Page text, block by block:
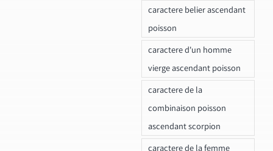
caractere belier ascendant
poisson
caractere d'un homme
vierge ascendant poisson
caractere de la
combinaison poisson
ascendant scorpion
caractere de la femme